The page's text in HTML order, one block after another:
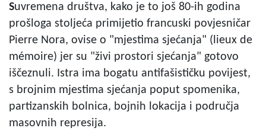
Suvremena društva, kako je to još 80-ih godina
prošloga stoljeća primijetio francuski povjesničar
Pierre Nora, ovise o "mjestima sjećanja" (lieux de
mémoire) jer su "živi prostori sjećanja" gotovo
iščeznuli. Istra ima bogatu antifašističku povijest,
s brojnim mjestima sjećanja poput spomenika,
partizanskih bolnica, bojnih lokacija i područja
masovnih represija.